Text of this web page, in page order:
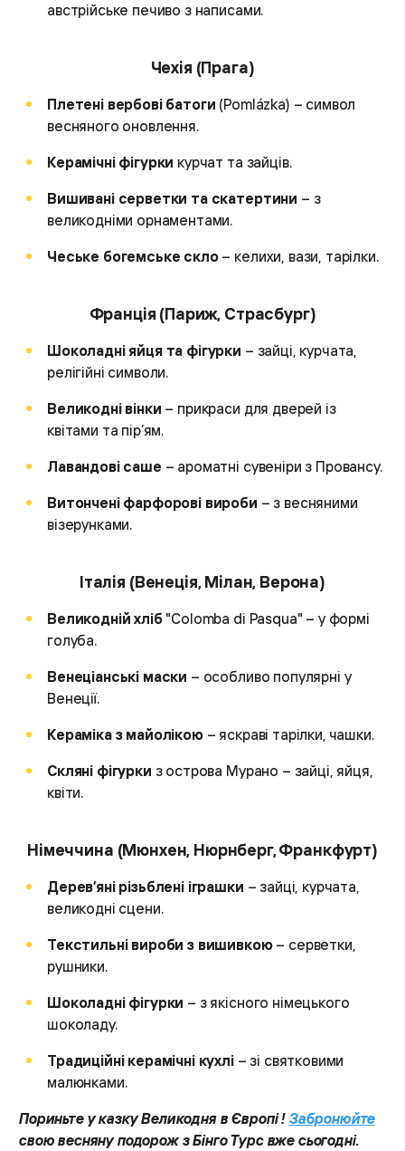
австрійське печиво з написами.
Чехія (Прага)
Плетені вербові батоги (Pomlázka) – символ
весняного оновлення.
Керамічні фігурки курчат та зайців.
Вишивані серветки та скатертини – з
великодніми орнаментами.
Чеське богемське скло– келихи, вази, тарілки.
Франція (Париж, Страсбург)
Шоколадні яйця та фігурки – зайці, курчата,
релігійні символи.
Великодні вінки – прикраси для дверей із
квітами та пір’ям.
Лавандові саше – ароматні сувеніри з Провансу.
Витончені фарфорові вироби – з весняними
візерунками.
Італія (Венеція, Мілан, Верона)
Великодній хліб"Colomba di Pasqua" – у формі
голуба.
Венеціанські маски – особливо популярні у
Венеції.
Кераміка з майолікою– яскраві тарілки, чашки.
Скляні фігурки з острова Мурано – зайці, яйця,
квіти.
Німеччина (Мюнхен, Нюрнберг, Франкфурт)
Дерев’яні різьблені іграшки – зайці, курчата,
великодні сцени.
Текстильні вироби з вишивкою– серветки,
рушники.
Шоколадні фігурки – з якісного німецького
шоколаду.
Традиційні керамічні кухлі– зі святковими
малюнками.
Пориньте у казку Великодня в Європі ! Забронюйте
свою весняну подорож з Бінго Турс вже сьогодні.